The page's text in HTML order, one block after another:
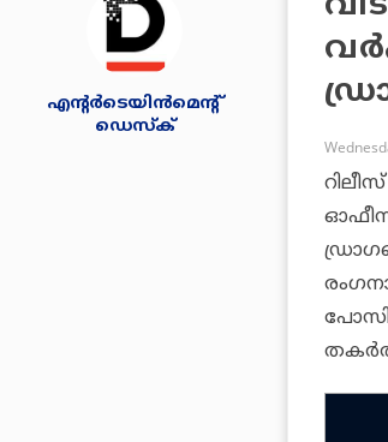
എന്റര്‍ടെയിന്‍മെന്റ്
ഡെസ്‌ക്